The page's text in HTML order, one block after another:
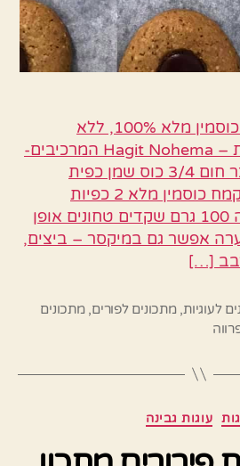
עוגיות שקדים מקמח כוסמין מלא 100%, ללא
מרגרינה המתכון מאת – Hagit Nohema המרכיבים-
2 ביצים 3/4 כוס סוכר חום 3/4 כוס שמן כפית
תמצית וניל 2 כוסות קמח כוסמין מלא 2 כפיות
שטוחות אבקת אפייה 100 גרם שקדים טחונים אופן
אפשר גם במיקסר – ביצים,
[…]
לעוגיות,מתכונים לפורים,מתכונים
קטגוריות
עוגות גבינה